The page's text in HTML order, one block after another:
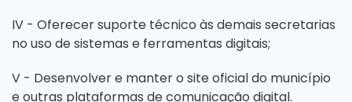
IV - Oferecer suporte técnico às demais secretarias
no uso de sistemas e ferramentas digitais;
V - Desenvolver e manter o site oficial do município
e outras plataformas de comunicação digital.